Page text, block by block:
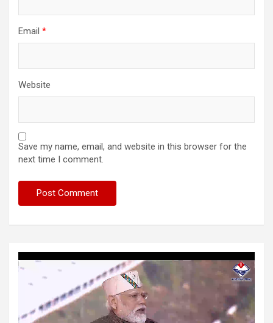
Email *
Website
Save my name, email, and website in this browser for the
next time I comment.